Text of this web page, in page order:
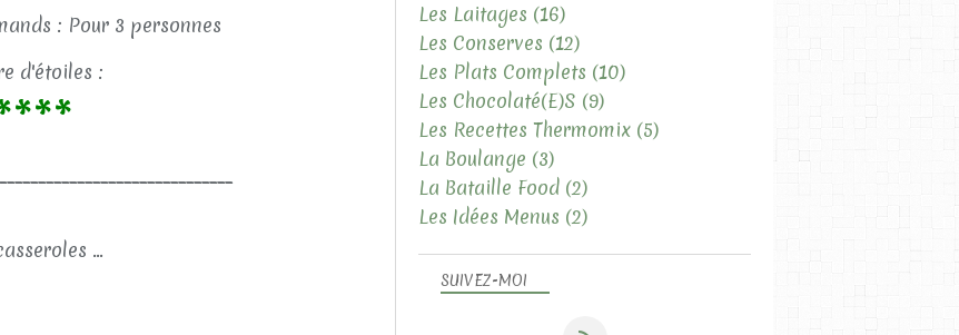
: Pour 3 personnes
d'étoiles :
...
SUIVEZ-MOI
Les Laitages (16)
Les Conserves (12)
Les Plats Complets (10)
Les Chocolaté(e)s (9)
Les Recettes Thermomix (5)
La Boulange (3)
La Bataille Food (2)
Les Idées Menus (2)